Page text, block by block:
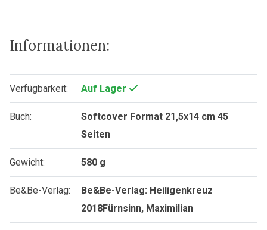
Informationen:
Verfügbarkeit: Auf Lager
Buch:
Softcover Format 21,5x14 cm 45
Seiten
Gewicht: 580 g
Be&Be-Verlag:
Be&Be-Verlag: Heiligenkreuz
2018Fürnsinn, Maximilian